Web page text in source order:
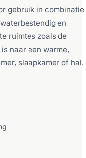
gebruik in combinatie
en
ruimtes zoals de
naar een warme,
slaapkamer of hal.